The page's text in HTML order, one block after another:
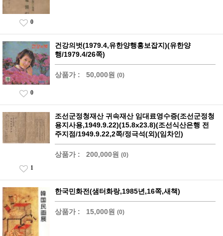
0
건강의벗(1979.4,유한양행홍보잡지)(유한양
행/1979.4/26쪽)
상품가 : 50,000원 (0)
0
조선군정청재산 귀속재산 임대료영수증(조선군정청
용지사용,1949.9.22)(15.8x23.8)(조선식산은행 전
주지점/1949.9.22,2쪽/정극석(외)(임차인)
상품가 : 200,000원 (0)
1
한국민화전(샘터화랑,1985년,16쪽,새책)
상품가 : 15,000원 (0)